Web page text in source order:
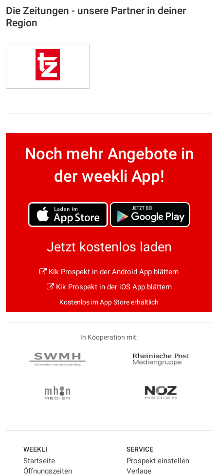
Die Zeitungen - unsere Partner in deiner
Region
Noch mehr Angebote in
der weekli App!
Jetzt kostenlos laden
Kik Prospekt in der Android App blättern
Kik Prospekt in der iOS App blättern
Kostenlos im App Store erhältlich
In Kooperation mit:
WEEKLI
Startseite
Öffnungszeiten
SERVICE
Prospekt einstellen
Verlage